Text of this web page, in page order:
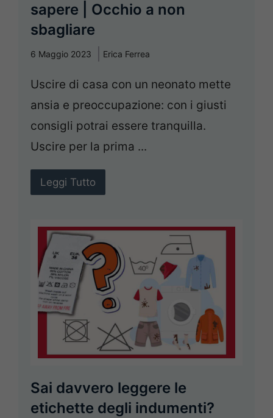
sapere | Occhio a non
sbagliare
6 Maggio 2023 Erica Ferrea
Uscire di casa con un neonato mette
ansia e preoccupazione: con i giusti
consigli potrai essere tranquilla.
Uscire per la prima ...
Leggi Tutto
Sai davvero leggere le
etichette degli indumenti?